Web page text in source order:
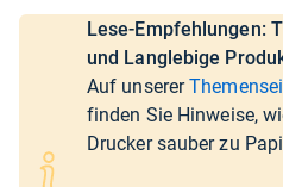
Lese-Empfehlungen:
und Langlebige
Auf unserer
finden Sie Hinweise,
Drucker sauber zu